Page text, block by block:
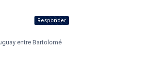
entre Bartolomé
Responder